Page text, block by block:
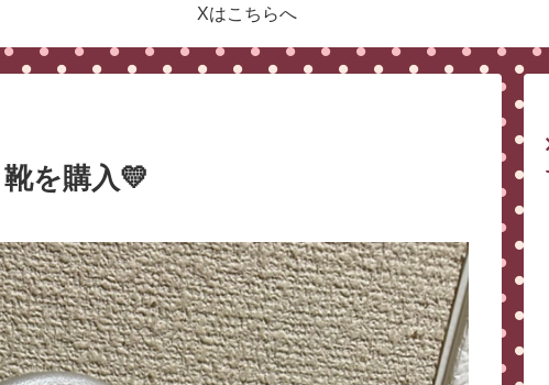
Xはこちらへ
を購入💛